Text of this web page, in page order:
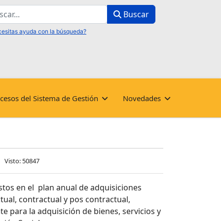
Buscar
del Sistema de Gestión Novedades
Visto: 50847
en el plan anual de adquisiciones
contractual y pos contractual,
para la adquisición de bienes, servicios y